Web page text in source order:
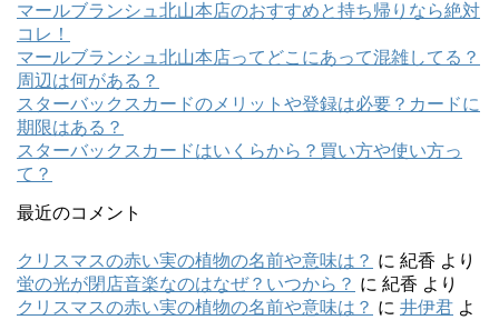
マールブランシュ北山本店のおすすめと持ち帰りなら絶対
コレ！
マールブランシュ北山本店ってどこにあって混雑してる？
周辺は何がある？
スターバックスカードのメリットや登録は必要？カードに
期限はある？
スターバックスカードはいくらから？買い方や使い方っ
て？
最近のコメント
クリスマスの赤い実の植物の名前や意味は？ に 紀香 より
蛍の光が閉店音楽なのはなぜ？いつから？ に 紀香 より
クリスマスの赤い実の植物の名前や意味は？ に 井伊君 よ